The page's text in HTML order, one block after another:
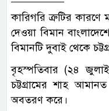
কারিগরি ত্রুটির কারণে
দেওয়া বিমান
বিমানটি দুবাই থেকে
বৃহস্পতিবার (২৪
চট্টগ্রামের শাহ
অবতরণ করে।